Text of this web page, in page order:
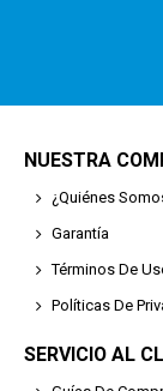
NUESTRA
¿Quiénes
Garantía
Términos De
Políticas De
SERVICIO AL